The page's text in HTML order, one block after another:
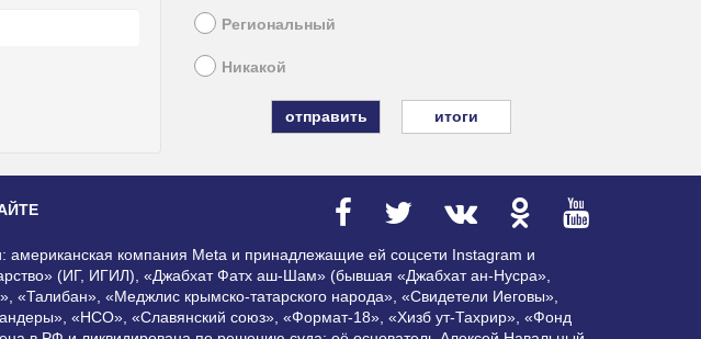
Региональный
Никакой
итоги
американская компания Meta и принадлежащие ей соцсети Instagram и
(ИГ, ИГИЛ), «Джабхат Фатх аш-Шам» (бывшая «Джабхат ан-Нусра»,
«Меджлис крымско-татарского народа», «Свидетели Иеговы»,
«НСО», «Славянский союз», «Формат-18», «Хизб ут-Тахрир», «Фонд